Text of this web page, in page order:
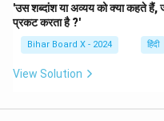
'उस शब्दांश या अव्यय को क्या कहते
प्रकट करता है ?'
Bihar Board X - 2024 हिंदी
View Solution